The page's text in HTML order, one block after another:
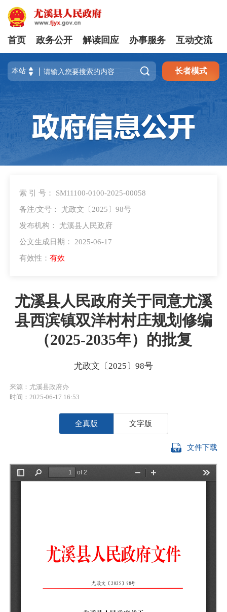
首页 政务公开 解读回应 办事服务 互动交流
 长者模式
索 引 号： SM11100-0100-2025-00058
备注/文号： 尤政文〔2025〕98号
发布机构： 尤溪县人民政府
公文生成日期： 2025-06-17
有效性： 有效
尤溪县人民政府关于同意尤溪
县西滨镇双洋村村庄规划修编
（2025-2035年）的批复
尤政文〔2025〕98号
来源：尤溪县政府办
时间：2025-06-17 16:53
全真版 文字版
文件下载